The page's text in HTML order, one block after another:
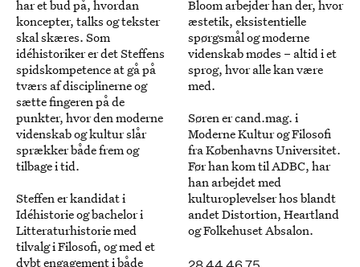
har et bud på, hvordan
koncepter, talks og tekster
skal skæres. Som
idéhistoriker er det Steffens
spidskompetence at gå på
tværs af disciplinerne og
sætte fingeren på de
punkter, hvor den moderne
videnskab og kultur slår
sprækker både frem og
tilbage i tid.
Steffen er kandidat i
Idéhistorie og bachelor i
Litteraturhistorie med
tilvalg i Filosofi, og med et
dybt engagement i både
Bloom arbejder han der, hvor
æstetik, eksistentielle
spørgsmål og moderne
videnskab mødes – altid i et
sprog, hvor alle kan være
med.
Søren er cand.mag. i
Moderne Kultur og Filosofi
fra Københavns Universitet.
Før han kom til ADBC, har
han arbejdet med
kulturoplevelser hos blandt
andet Distortion, Heartland
og Folkehuset Absalon.